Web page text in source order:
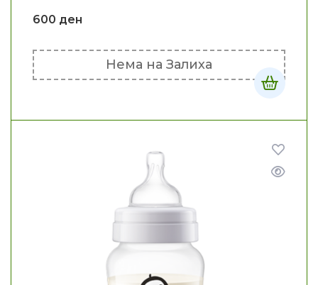
600 ден
Нема на Залиха